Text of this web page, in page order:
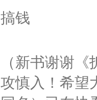
用力——为你
搞钱
（新书谢谢
攻慎入！希望